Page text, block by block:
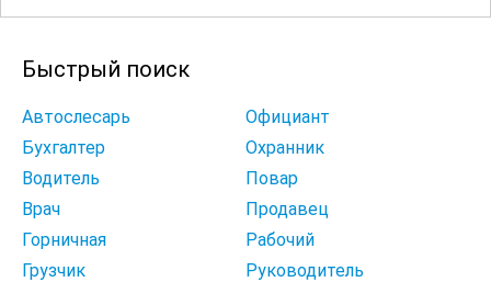
Быстрый поиск
Автослесарь
Официант
Бухгалтер
Охранник
Водитель
Повар
Врач
Продавец
Горничная
Рабочий
Грузчик
Руководитель